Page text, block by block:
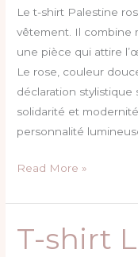
Le t-shirt Palestine
vêtement. Il combine
une pièce qui attire
Le rose, couleur
déclaration stylistique
solidarité et
personnalité
Engagées
Read More »
T-shirt
T-
shirt